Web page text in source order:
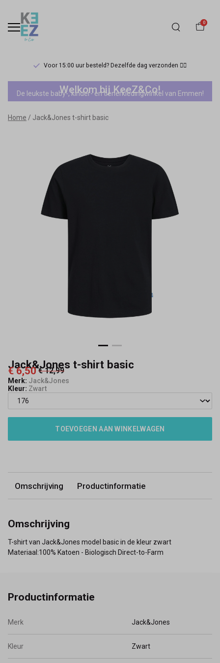
0
Voor 15:00 uur besteld? Dezelfde dag verzonden 🏃‍♀️
Jack&Jones
t-
shirt
Keez&Co
Welkom bij KeeZ&Co!
De leukste baby-, kinder- en tienerkledingwinkel van Emmen!
Home Jack&Jones t-shirt basic
Jack&Jones t-shirt basic
€ 6,50 € 12,99
Merk: Jack&Jones
Kleur: Zwart
TOEVOEGEN AAN WINKELWAGEN
Omschrijving Productinformatie
Omschrijving
T-shirt van Jack&Jones model basic in de kleur zwart
Materiaal:100% Katoen - Biologisch Direct-to-Farm
Productinformatie
Merk Jack&Jones
Kleur Zwart